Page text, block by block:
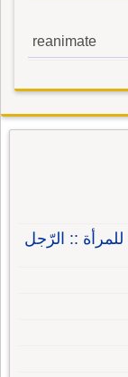
reanimate
:: الرّجل